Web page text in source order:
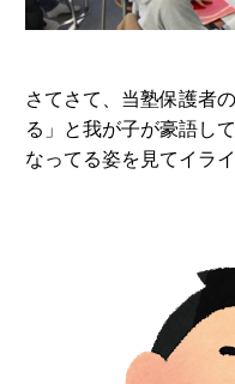
さてさて、当塾保護者
る」と我が子が豪語し
なってる姿を見てイラ